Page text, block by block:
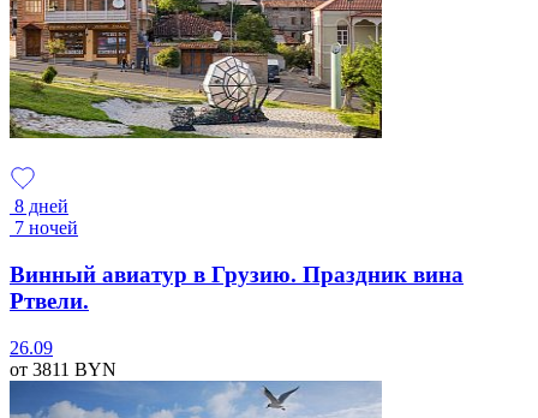
8 дней
7 ночей
Винный авиатур в Грузию. Праздник вина
Ртвели.
26.09
от 3811 BYN